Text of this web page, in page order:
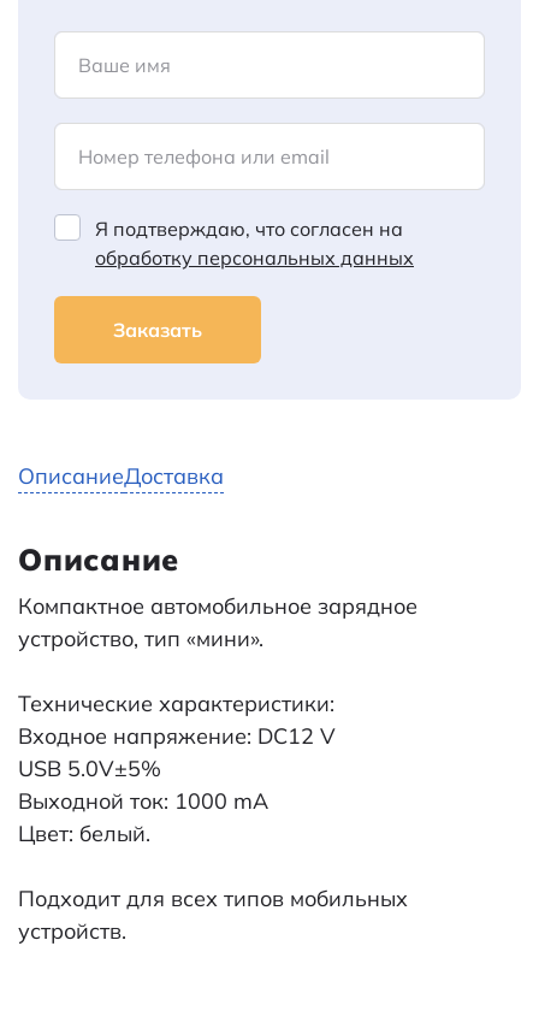
Ваше имя
Номер телефона или email
Я подтверждаю, что согласен на
обработку персональных данных
Заказать
ОписаниеДоставка
Описание
Компактное автомобильное зарядное
устройство, тип «мини».
Технические характеристики:
Входное напряжение: DC12 V
USB 5.0V±5%
Выходной ток: 1000 mA
Цвет: белый.
Подходит для всех типов мобильных
устройств.